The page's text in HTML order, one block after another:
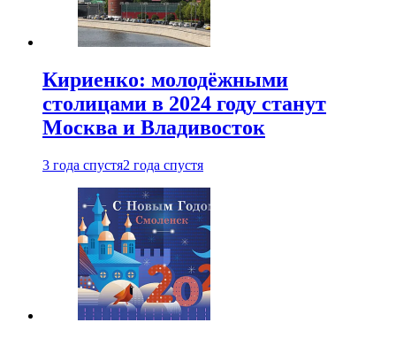
Кириенко: молодёжными
столицами в 2024 году станут
Москва и Владивосток
3 года спустя2 года спустя